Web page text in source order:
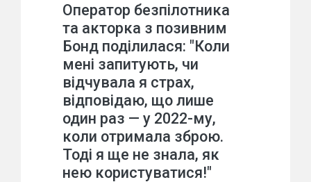
Оператор безпілотника
та акторка з позивним
Бонд поділилася: "Коли
мені запитують, чи
відчувала я страх,
відповідаю, що лише
один раз — у 2022-му,
коли отримала зброю.
Тоді я ще не знала, як
нею користуватися!"